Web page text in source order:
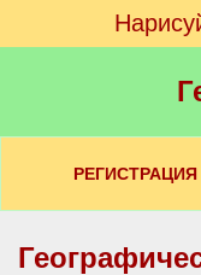
РЕГИСТРАЦИЯ